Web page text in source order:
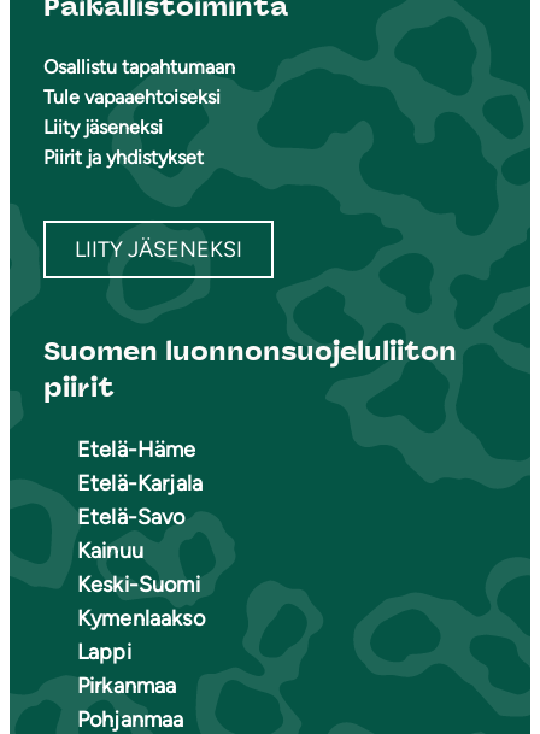
Osallistu tapahtumaan
Tule vapaaehtoiseksi
Liity jäseneksi
Piirit ja yhdistykset
LIITY JÄSENEKSI
Suomen luonnonsuojeluliiton
piirit
Etelä-Häme
Etelä-Karjala
Etelä-Savo
Kainuu
Keski-Suomi
Kymenlaakso
Lappi
Pirkanmaa
Pohjanmaa